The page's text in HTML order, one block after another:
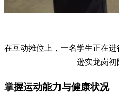
在互动摊位上，一名学生正在
逊实龙岗初
掌握运动能力与健康状况